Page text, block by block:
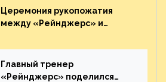
Церемония рукопожатия
между «Рейнджерс» и
матча плей-офф. Видео
Главный тренер
«Рейнджерс» поделился